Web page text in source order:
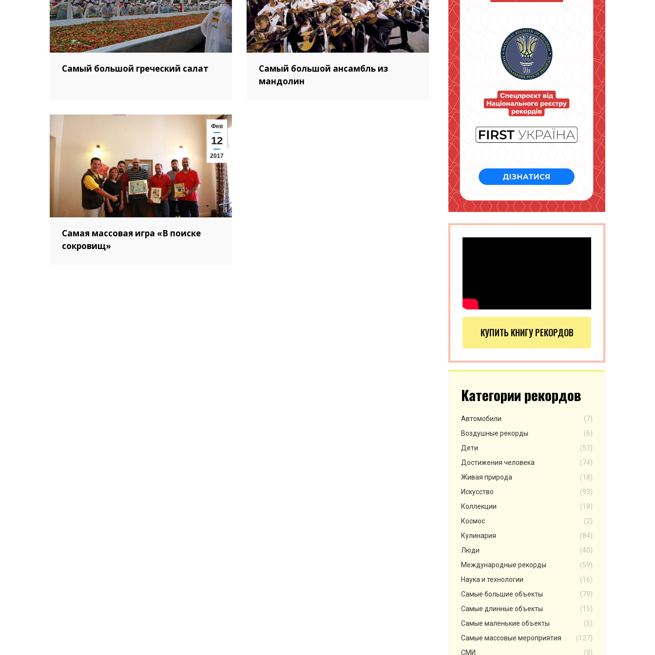
Самый большой греческий салат
Самый большой ансамбль из
мандолин
Фев
12
2017
Самая массовая игра «В поиске
сокровищ»
КУПИТЬ КНИГУ РЕКОРДОВ
Категории рекордов
Автомобили
(7)
Воздушные рекорды
(6)
Дети
(57)
Достижения человека
(74)
Живая природа
(18)
Искусство
(93)
Коллекции
(18)
Космос
(2)
Кулинария
(84)
Люди
(40)
Международные рекорды
(59)
Наука и технологии
(16)
Самые большие объекты
(79)
Самые длинные объекты
(15)
Самые маленькие объекты
(5)
Самые массовые мероприятия
(127)
СМИ
(9)